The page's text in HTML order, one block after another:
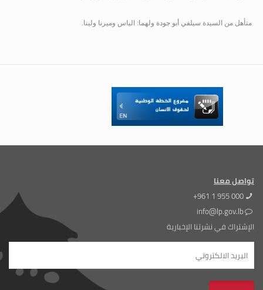
متأهل من السيدة سيلفي أبو جودة ولهما: الياس وميرنا ولينا.
تواصل معنا
+961 1 955 000
info@lp.gov.lb
الإشتراك في نشرتنا الإخبارية